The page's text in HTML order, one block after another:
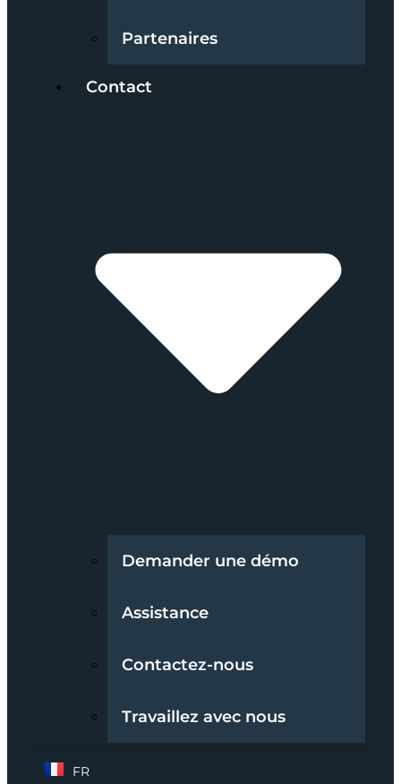
Partenaires
Contact
Demander une démo
Assistance
Contactez-nous
Travaillez avec nous
FR